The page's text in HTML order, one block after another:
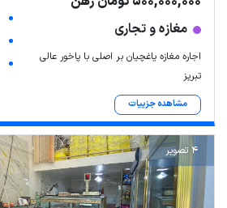
مغازه و تجاری
اجاره مغازه یاغچیان بر اصلی با پاخور عالی
تبریز
مشاهده جزییات
4 تصویر